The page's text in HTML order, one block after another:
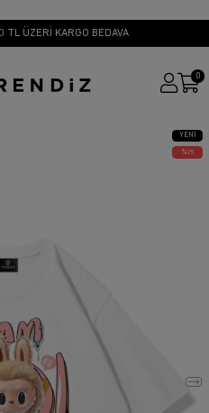
ÜZERİ KARGO BEDAVA
0
YENI
ÜRÜN
25